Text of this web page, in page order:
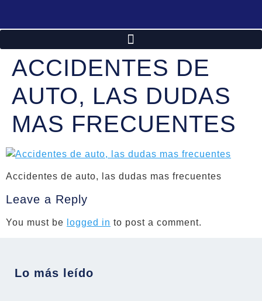
ACCIDENTES DE
AUTO, LAS DUDAS
MAS FRECUENTES
Accidentes de auto, las dudas mas frecuentes
Leave a Reply
You must be logged in to post a comment.
Lo más leído